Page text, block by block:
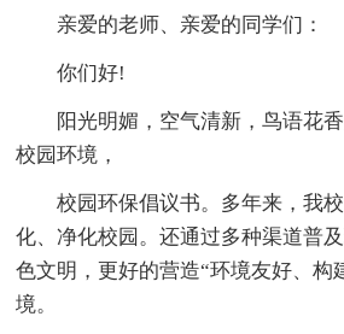
亲爱的老师、亲爱的同学们：
你们好!
阳光明媚，空气清新，鸟语花
校园环境，
校园环保倡议书。多年来，我
化、净化校园。还通过多种渠道普
色文明，更好的营造“环境友好、构
境。